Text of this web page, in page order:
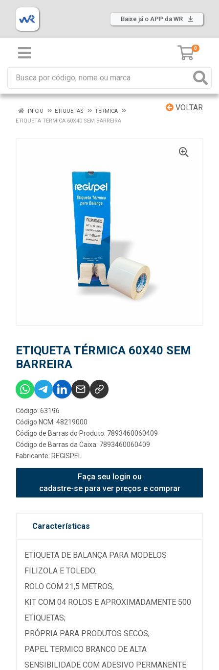
Baixe já o APP da WR
0
VOLTAR
INÍCIO ETIQUETAS
TÉRMICA
ETIQUETA TÉRMICA 60X40 SEM BARREIRA
ETIQUETA TÉRMICA 60X40 SEM
BARREIRA
Código: 63196
Código NCM: 48219000
Código de Barras do Produto: 7893460060409
Código de Barras da Caixa: 7893460060409
Fabricante: REGISPEL
Faça seu login ou
cadastre-se para ver preços e comprar
Características
ETIQUETA DE BALANÇA PARA MODELOS
FILIZOLA E TOLEDO.
ROLO COM 21,5 METROS,
KIT COM 04 ROLOS E APROXIMADAMENTE 500
ETIQUETAS;
PRÓPRIA PARA PRODUTOS SECOS;
PAPEL TERMICO BRANCO DE ALTA
SENSIBILIDADE COM ADESIVO PERMANENTE